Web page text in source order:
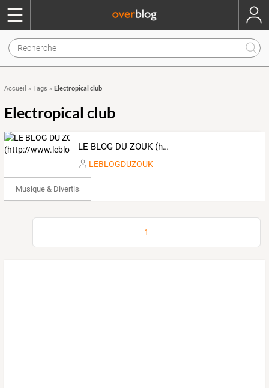
Accueil » Tags » Electropical club
Electropical club
LE BLOG DU ZOUK (http://www.leblogduzouk.fr)
LEBLOGDUZOUK
Musique & Divertissements
1